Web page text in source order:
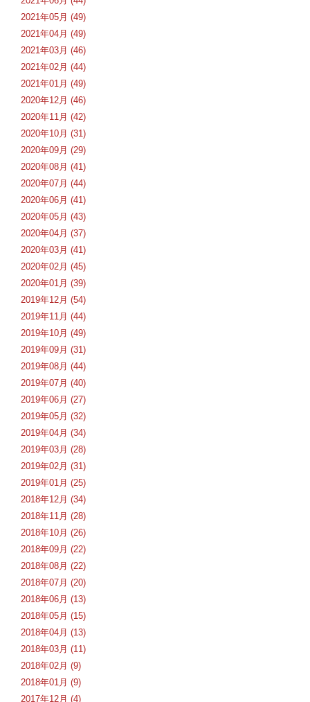
2021年05月 (49)
2021年04月 (49)
2021年03月 (46)
2021年02月 (44)
2021年01月 (49)
2020年12月 (46)
2020年11月 (42)
2020年10月 (31)
2020年09月 (29)
2020年08月 (41)
2020年07月 (44)
2020年06月 (41)
2020年05月 (43)
2020年04月 (37)
2020年03月 (41)
2020年02月 (45)
2020年01月 (39)
2019年12月 (54)
2019年11月 (44)
2019年10月 (49)
2019年09月 (31)
2019年08月 (44)
2019年07月 (40)
2019年06月 (27)
2019年05月 (32)
2019年04月 (34)
2019年03月 (28)
2019年02月 (31)
2019年01月 (25)
2018年12月 (34)
2018年11月 (28)
2018年10月 (26)
2018年09月 (22)
2018年08月 (22)
2018年07月 (20)
2018年06月 (13)
2018年05月 (15)
2018年04月 (13)
2018年03月 (11)
2018年02月 (9)
2018年01月 (9)
2017年12月 (4)